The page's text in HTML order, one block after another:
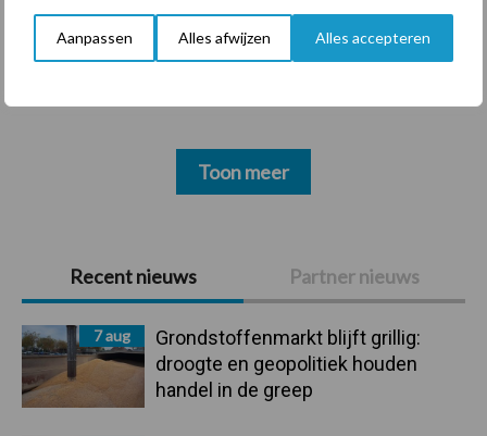
Aanpassen Alles afwijzen Alles accepteren
Primaire
Sidebar
Recent nieuws Partner nieuws
7 aug
Grondstoffenmarkt blijft grillig:
droogte en geopolitiek houden
handel in de greep
Mastitis Hittestress
Toon meer